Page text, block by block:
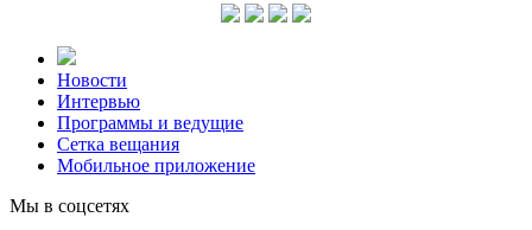
Новости
Интервью
Программы и ведущие
Сетка вещания
Мобильное приложение
Мы в соцсетях